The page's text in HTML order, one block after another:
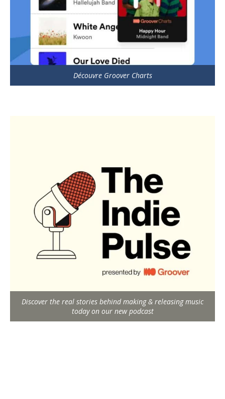
Découvre Groover Charts
Discover the real stories behind making & releasing music
today on our new podcast